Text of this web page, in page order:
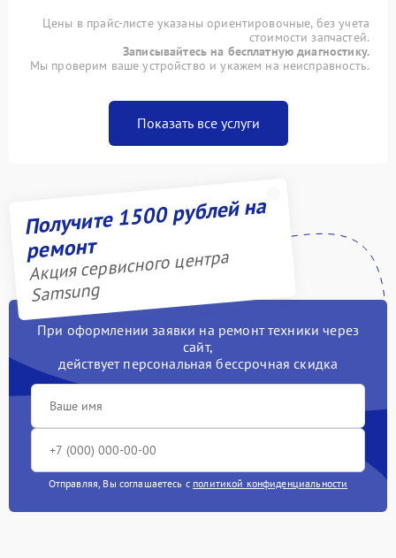
Цены в прайс-листе указаны ориентировочные, без учета
стоимости запчастей.
Записывайтесь на бесплатную диагностику.
Мы проверим ваше устройство и укажем на неисправность.
Показать все услуги
Получите 1500 рублей на
ремонт
Акция сервисного центра
Samsung
При оформлении заявки на ремонт техники через
сайт,
действует персональная бессрочная скидка
Отправляя, Вы соглашаетесь с политикой конфиденциальности